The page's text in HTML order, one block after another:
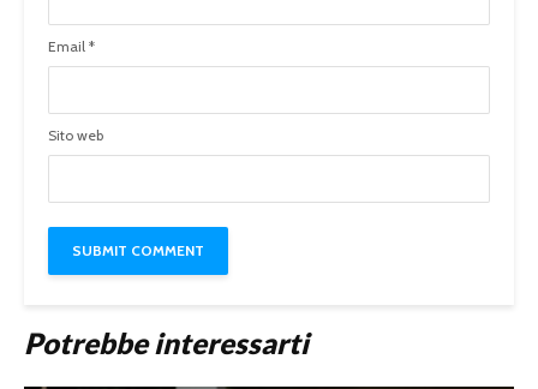
Email *
Sito web
Potrebbe interessarti